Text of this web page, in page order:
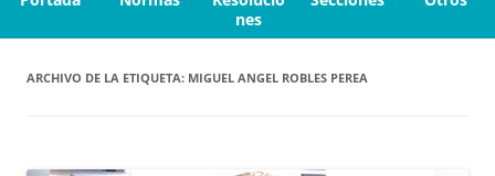
nes
ARCHIVO DE LA ETIQUETA: MIGUEL ANGEL ROBLES PEREA